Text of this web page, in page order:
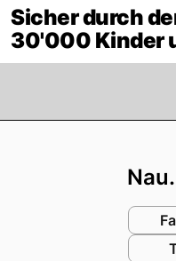
Sicher durch
30'000 Kinder